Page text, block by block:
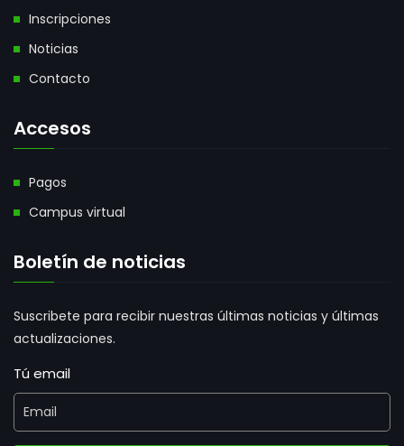
Inscripciones
Noticias
Contacto
Accesos
Pagos
Campus virtual
Boletín de noticias
Suscribete para recibir nuestras últimas noticias y últimas
actualizaciones.
Tú email